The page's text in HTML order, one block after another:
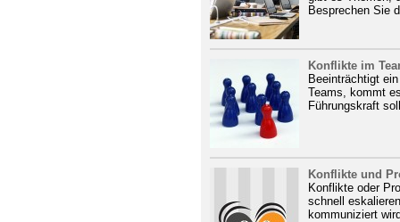
Besprechen Sie
Konflikte im
Beeinträchtigt
Teams, kommt
Führungskraft
Konflikte und
Konflikte oder
schnell
kommuniziert